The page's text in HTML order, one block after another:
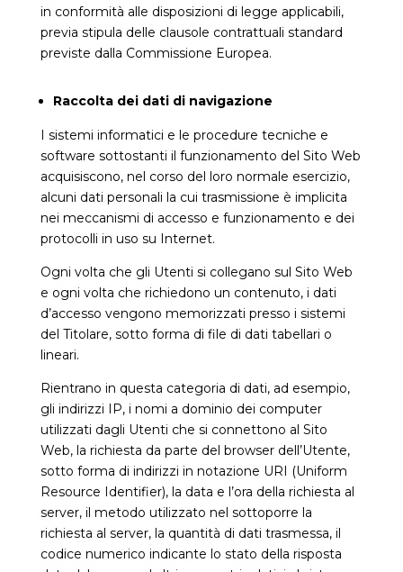
in conformità alle disposizioni di legge applicabili,
previa stipula delle clausole contrattuali standard
previste dalla Commissione Europea.
Raccolta dei dati di navigazione
I sistemi informatici e le procedure tecniche e
software sottostanti il funzionamento del Sito Web
acquisiscono, nel corso del loro normale esercizio,
alcuni dati personali la cui trasmissione è implicita
nei meccanismi di accesso e funzionamento e dei
protocolli in uso su Internet.
Ogni volta che gli Utenti si collegano sul Sito Web
e ogni volta che richiedono un contenuto, i dati
d’accesso vengono memorizzati presso i sistemi
del Titolare, sotto forma di file di dati tabellari o
lineari.
Rientrano in questa categoria di dati, ad esempio,
gli indirizzi IP, i nomi a dominio dei computer
utilizzati dagli Utenti che si connettono al Sito
Web, la richiesta da parte del browser dell’Utente,
sotto forma di indirizzi in notazione URI (Uniform
Resource Identifier), la data e l’ora della richiesta al
server, il metodo utilizzato nel sottoporre la
richiesta al server, la quantità di dati trasmessa, il
codice numerico indicante lo stato della risposta